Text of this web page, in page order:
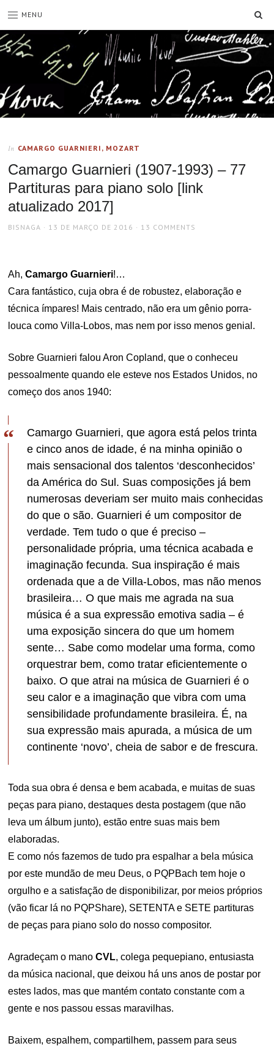
MENU
In CAMARGO GUARNIERI, MOZART
Camargo Guarnieri (1907-1993) – 77
Partituras para piano solo [link
atualizado 2017]
AUTHOR
BISNAGA
POSTED
13 DE MARÇO DE 2016 13 COMMENTS
Ah,Camargo Guarnieri!…
Cara fantástico, cuja obra é de robustez, elaboração e
técnica ímpares! Mais centrado, não era um gênio porra-
louca como Villa-Lobos, mas nem por isso menos genial.
Sobre Guarnieri falou Aron Copland, que o conheceu
pessoalmente quando ele esteve nos Estados Unidos, no
começo dos anos 1940:
Camargo Guarnieri, que agora está pelos trinta
e cinco anos de idade, é na minha opinião o
mais sensacional dos talentos ‘desconhecidos’
da América do Sul. Suas composições já bem
numerosas deveriam ser muito mais conhecidas
do que o são. Guarnieri é um compositor de
verdade. Tem tudo o que é preciso –
personalidade própria, uma técnica acabada e
imaginação fecunda. Sua inspiração é mais
ordenada que a de Villa-Lobos, mas não menos
brasileira… O que mais me agrada na sua
música é a sua expressão emotiva sadia – é
uma exposição sincera do que um homem
sente… Sabe como modelar uma forma, como
orquestrar bem, como tratar eficientemente o
baixo. O que atrai na música de Guarnieri é o
seu calor e a imaginação que vibra com uma
sensibilidade profundamente brasileira. É, na
sua expressão mais apurada, a música de um
continente ‘novo’, cheia de sabor e de frescura.
Toda sua obra é densa e bem acabada, e muitas de suas
peças para piano, destaques desta postagem (que não
leva um álbum junto), estão entre suas mais bem
elaboradas.
E como nós fazemos de tudo pra espalhar a bela música
por este mundão de meu Deus, o PQPBach tem hoje o
orgulho e a satisfação de disponibilizar, por meios próprios
(vão ficar lá no PQPShare), SETENTA e SETE partituras
de peças para piano solo do nosso compositor.
Agradeçam o manoCVL, colega pequepiano, entusiasta
da música nacional, que deixou há uns anos de postar por
estes lados, mas que mantém contato constante com a
gente e nos passou essas maravilhas.
Baixem, espalhem, compartilhem, passem para seus